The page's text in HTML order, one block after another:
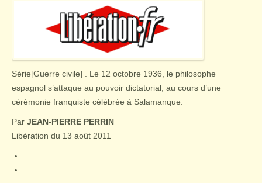
Série [Guerre civile] . Le 12 octobre 1936, le philosophe
espagnol s’attaque au pouvoir dictatorial, au cours d’une
cérémonie franquiste célébrée à Salamanque.
Par JEAN-PIERRE PERRIN
Libération du 13 août 2011